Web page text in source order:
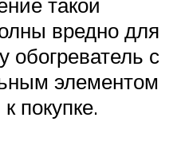
вредно для
обогреватель с
элементом
покупке.